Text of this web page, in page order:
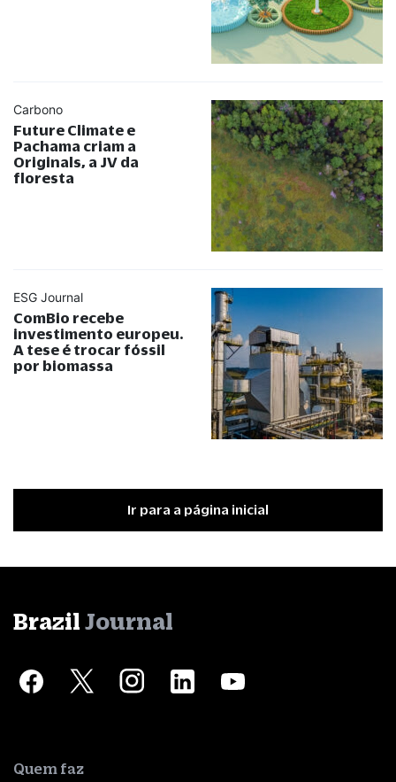
Carbono
Future Climate e
Pachama criam a
Originals, a JV da
floresta
ESG Journal
ComBio recebe
investimento europeu.
A tese é trocar fóssil
por biomassa
Ir para a página inicial
Brazil Journal
Quem faz